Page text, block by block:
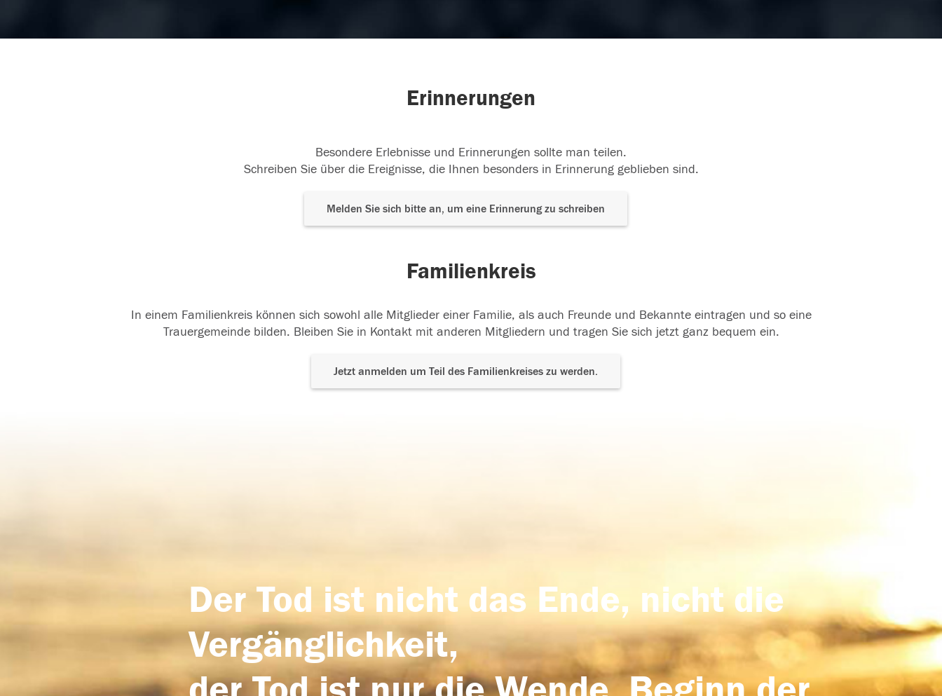
Erinnerungen
Besondere Erlebnisse und Erinnerungen sollte man teilen.
Schreiben Sie über die Ereignisse, die Ihnen besonders in Erinnerung geblieben sind.
Melden Sie sich bitte an, um eine Erinnerung zu schreiben
Familienkreis
In einem Familienkreis können sich sowohl alle Mitglieder einer Familie, als auch Freunde und Bekannte eintragen und so eine
Trauergemeinde bilden. Bleiben Sie in Kontakt mit anderen Mitgliedern und tragen Sie sich jetzt ganz bequem ein.
Jetzt anmelden um Teil des Familienkreises zu werden.
Der Tod ist nicht das Ende, nicht die
Vergänglichkeit,